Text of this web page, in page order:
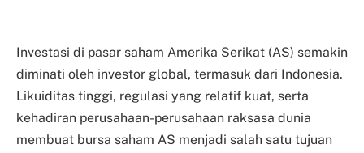
Investasi di pasar saham Amerika Serikat (AS) semakin
diminati oleh investor global, termasuk dari Indonesia.
Likuiditas tinggi, regulasi yang relatif kuat, serta
kehadiran perusahaan-perusahaan raksasa dunia
membuat bursa saham AS menjadi salah satu tujuan